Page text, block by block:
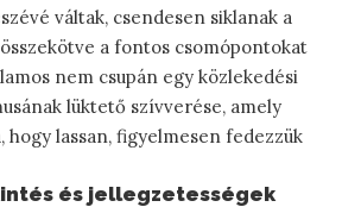
váltak, csendesen siklanak a
a fontos csomópontokat
nem csupán egy közlekedési
lüktető szívverése, amely
hogy lassan, figyelmesen fedezzük
és jellegzetességek